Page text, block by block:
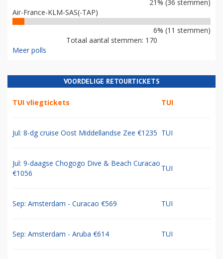
21% (36 stemmen)
Air-France-KLM-SAS(-TAP)
6% (11 stemmen)
Totaal aantal stemmen: 170
Meer polls
VOORDELIGE RETOURTICKETS
TUI vliegtickets TUI
Jul: 8-dg cruise Oost Middellandse Zee €1235 TUI
Jul: 9-daagse Chogogo Dive & Beach Curacao
€1056
TUI
Sep: Amsterdam - Curacao €569 TUI
Sep: Amsterdam - Aruba €614 TUI